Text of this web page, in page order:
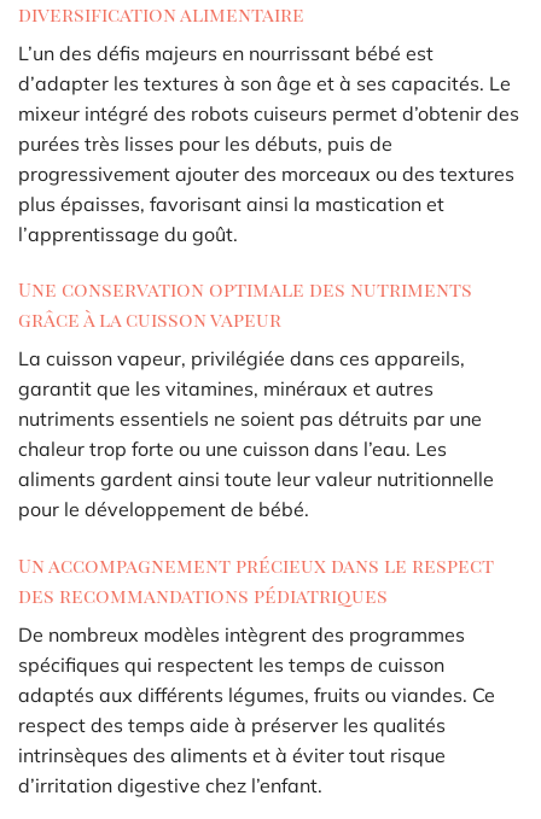
diversification alimentaire
L’un des défis majeurs en nourrissant bébé est
d’adapter les textures à son âge et à ses capacités. Le
mixeur intégré des robots cuiseurs permet d’obtenir des
purées très lisses pour les débuts, puis de
progressivement ajouter des morceaux ou des textures
plus épaisses, favorisant ainsi la mastication et
l’apprentissage du goût.
Une conservation optimale des nutriments
grâce à la cuisson vapeur
La cuisson vapeur, privilégiée dans ces appareils,
garantit que les vitamines, minéraux et autres
nutriments essentiels ne soient pas détruits par une
chaleur trop forte ou une cuisson dans l’eau. Les
aliments gardent ainsi toute leur valeur nutritionnelle
pour le développement de bébé.
Un accompagnement précieux dans le respect
des recommandations pédiatriques
De nombreux modèles intègrent des programmes
spécifiques qui respectent les temps de cuisson
adaptés aux différents légumes, fruits ou viandes. Ce
respect des temps aide à préserver les qualités
intrinsèques des aliments et à éviter tout risque
d’irritation digestive chez l’enfant.